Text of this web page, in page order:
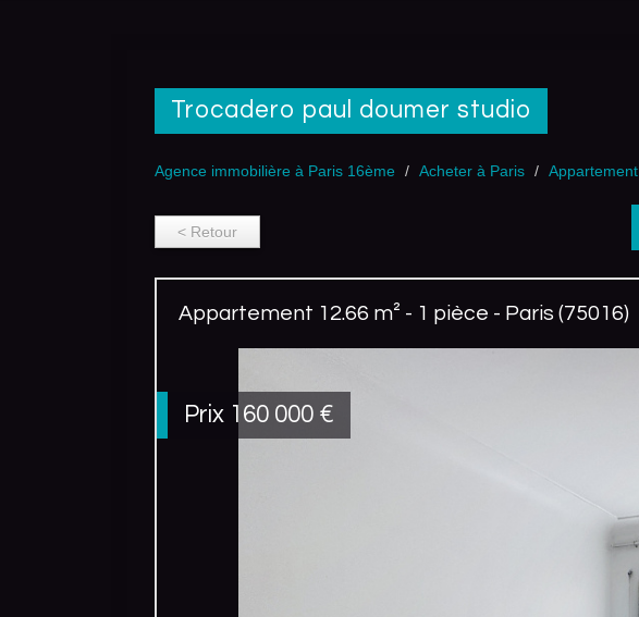
trocadero paul doumer studio
Agence immobilière à Paris 16ème Acheter à Paris Appartement
< Retour
Appartement 12.66 m² - 1 pièce - Paris (75016)
Prix 160 000 €